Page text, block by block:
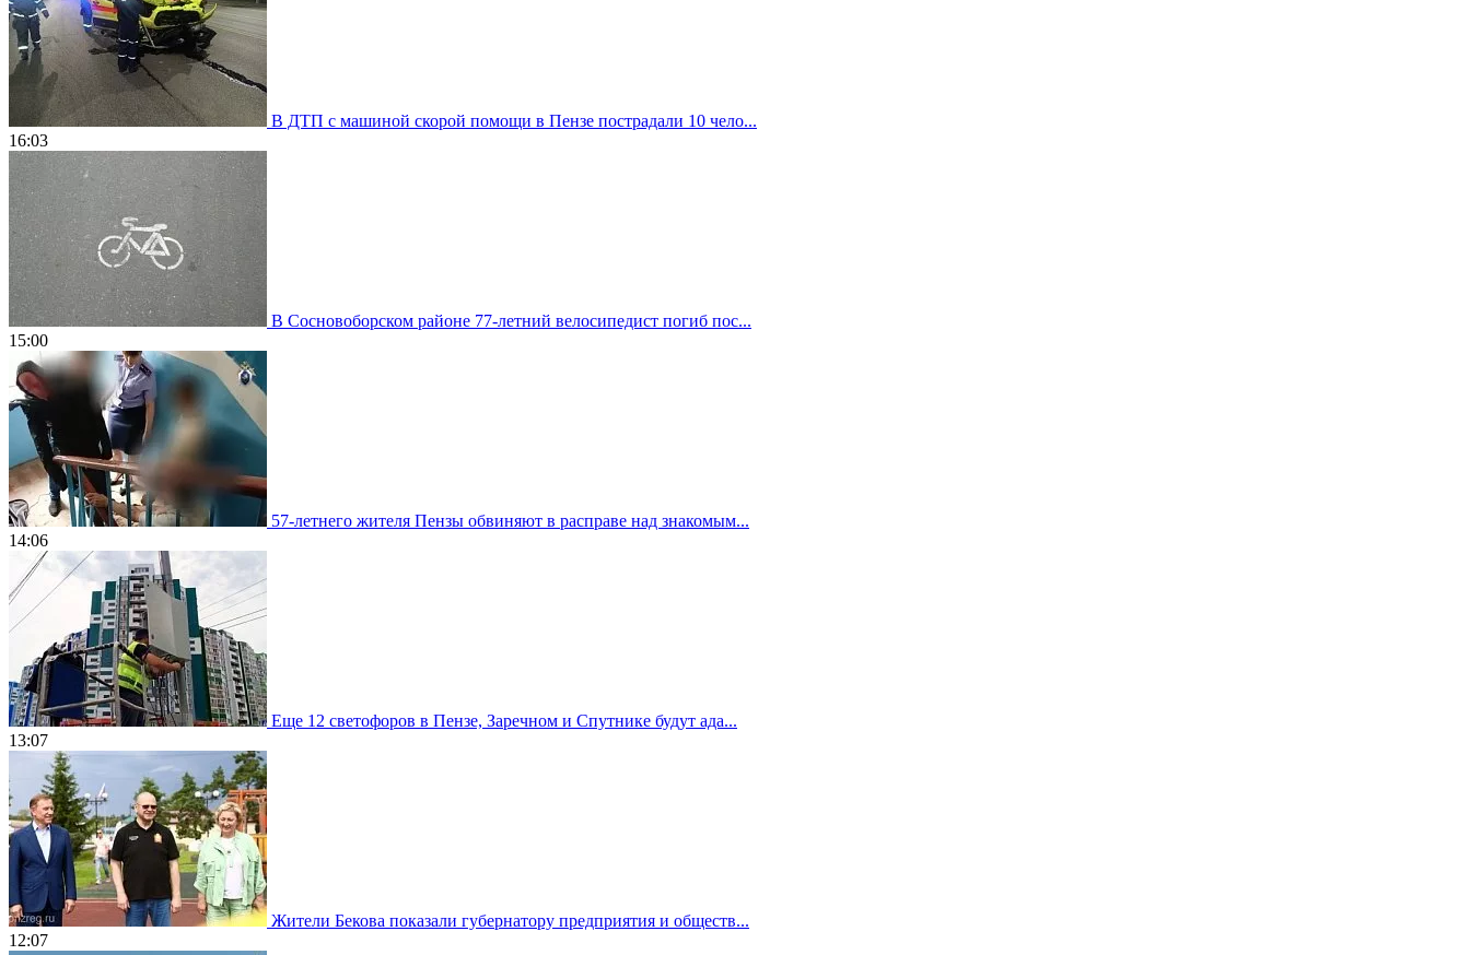
В ДТП с машиной скорой помощи в Пензе пострадали 10 чело...
16:03
В Сосновоборском районе 77-летний велосипедист погиб пос...
15:00
57-летнего жителя Пензы обвиняют в расправе над знакомым...
14:06
Еще 12 светофоров в Пензе, Заречном и Спутнике будут ада...
13:07
Жители Бекова показали губернатору предприятия и обществ...
12:07